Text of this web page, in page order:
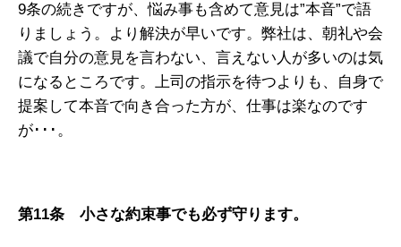
9条の続きですが、悩み事も含めて意見は”本音”で語
りましょう。より解決が早いです。弊社は、朝礼や会
議で自分の意見を言わない、言えない人が多いのは気
になるところです。上司の指示を待つよりも、自身で
提案して本音で向き合った方が、仕事は楽なのです
が･･･。
第11条 小さな約束事でも必ず守ります。